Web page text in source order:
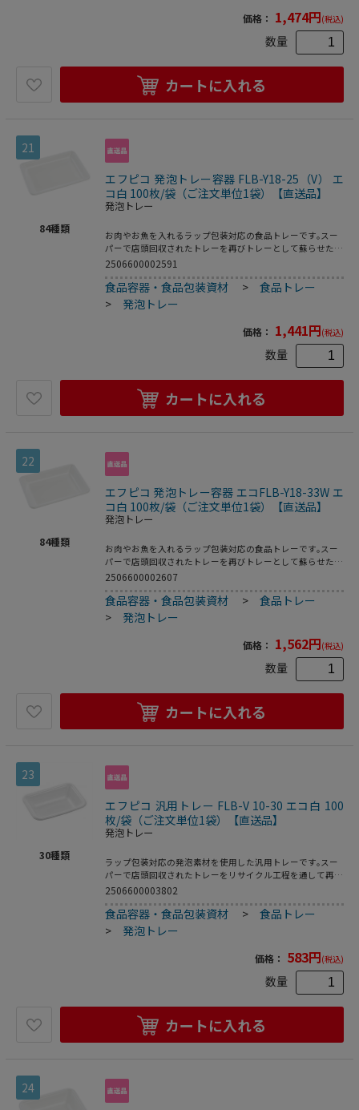
価格： 1,474円(税込)
数量
カートに入れる
21
84種類
エフピコ 発泡トレー容器 FLB-Y18-25（V） エ
コ白 100枚/袋（ご注文単位1袋）【直送品】
発泡トレー
お肉やお魚を入れるラップ包装対応の食品トレーです｡スー
パーで店頭回収されたトレーを再びトレーとして蘇らせたリ
サイクルトレーです｡●電子レンジ使用不可●オーブン使用
不可●耐熱温度:80℃●入数:100枚
2506600002591
食品容器・食品包装資材 >食品トレー
> 発泡トレー
価格： 1,441円(税込)
数量
カートに入れる
22
84種類
エフピコ 発泡トレー容器 エコFLB-Y18-33W エ
コ白 100枚/袋（ご注文単位1袋）【直送品】
発泡トレー
お肉やお魚を入れるラップ包装対応の食品トレーです｡スー
パーで店頭回収されたトレーを再びトレーとして蘇らせたリ
サイクルトレーです｡●電子レンジ使用不可●オーブン使用
不可●耐熱温度:80℃●入数:100枚
2506600002607
食品容器・食品包装資材 >食品トレー
> 発泡トレー
価格： 1,562円(税込)
数量
カートに入れる
23
30種類
エフピコ 汎用トレー FLB-V 10-30 エコ白 100
枚/袋（ご注文単位1袋）【直送品】
発泡トレー
ラップ包装対応の発泡素材を使用した汎用トレーです｡スー
パーで店頭回収されたトレーをリサイクル工程を通して再生
された原料を使用した環境対応商品です｡●電子レンジ使用
不可●耐熱温度:80℃●入数:100枚
2506600003802
食品容器・食品包装資材 >食品トレー
> 発泡トレー
価格： 583円(税込)
数量
カートに入れる
24